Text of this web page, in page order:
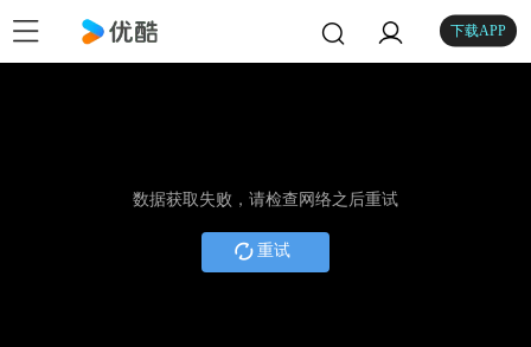
下载APP
数据获取失败，请检查网络之后重试
重试